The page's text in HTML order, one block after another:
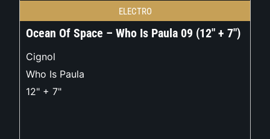
ELECTRO
Ocean Of Space – Who Is Paula 09 (12″ + 7″)
Cignol
Who Is Paula
12" + 7"